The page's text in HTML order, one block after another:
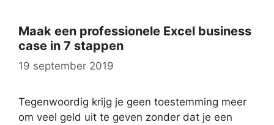
Maak een professionele Excel business
case in 7 stappen
19 september 2019
Tegenwoordig krijg je geen toestemming meer
om veel geld uit te geven zonder dat je een